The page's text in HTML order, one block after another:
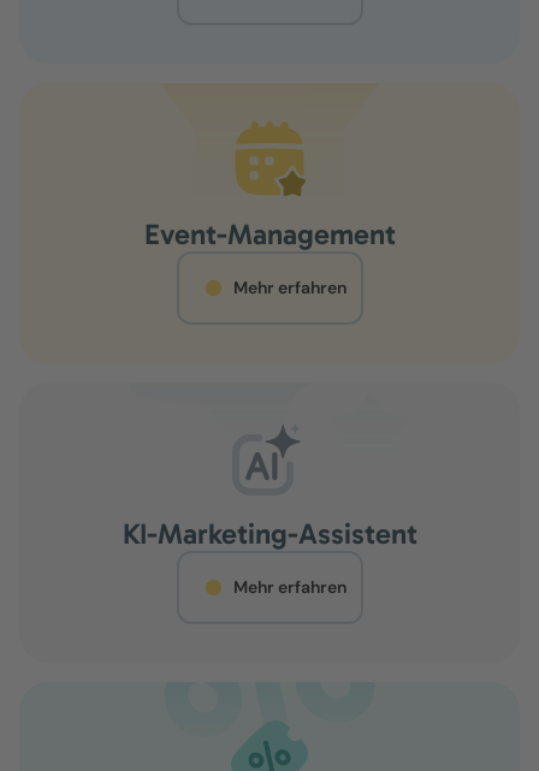
Event-Management
Mehr erfahren
KI-Marketing-Assistent
Mehr erfahren